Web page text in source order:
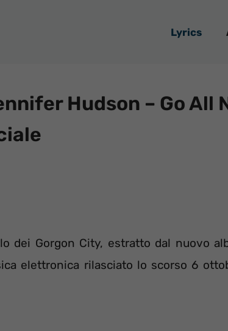
Lyrics
Hudson – Go All
dei Gorgon City, estratto dal nuovo
elettronica rilasciato lo scorso 6